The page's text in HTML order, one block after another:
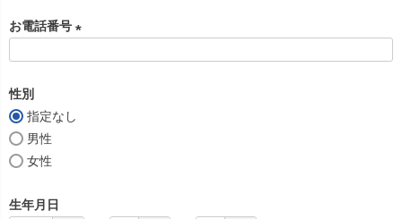
お電話番号
性別
指定なし
男性
女性
生年月日